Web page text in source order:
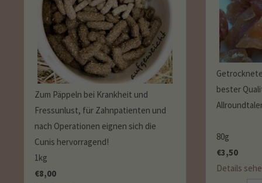
Zum Päppeln bei Krankheit und
Fressunlust, für Zahnpatienten und
nach Operationen eignen sich die
Cunis hervorragend!
1kg
€8,00
bester
80g
€3,50
Details